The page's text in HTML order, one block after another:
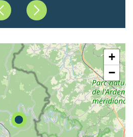
PrécédentSuivant
+
−